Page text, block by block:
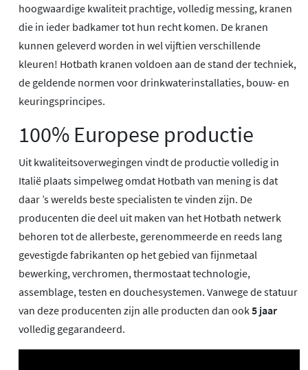
hoogwaardige kwaliteit prachtige, volledig messing, kranen
die in ieder badkamer tot hun recht komen. De kranen
kunnen geleverd worden in wel vijftien verschillende
kleuren! Hotbath kranen voldoen aan de stand der techniek,
de geldende normen voor drinkwaterinstallaties, bouw- en
keuringsprincipes.
100% Europese productie
Uit kwaliteitsoverwegingen vindt de productie volledig in
Italië plaats simpelweg omdat Hotbath van mening is dat
daar ’s werelds beste specialisten te vinden zijn. De
producenten die deel uit maken van het Hotbath netwerk
behoren tot de allerbeste, gerenommeerde en reeds lang
gevestigde fabrikanten op het gebied van fijnmetaal
bewerking, verchromen, thermostaat technologie,
assemblage, testen en douchesystemen. Vanwege de statuur
van deze producenten zijn alle producten dan ook5 jaar
volledig gegarandeerd.